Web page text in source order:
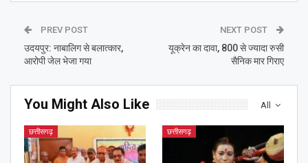
PREV POST
उदयपुर: नाबालिग से बलात्कार,
आरोपी जेल भेजा गया
NEXT POST
यूक्रेन का दावा, 800 से ज्यादा रुसी
सैनिक मार गिराए
All
You Might Also Like
छत्तीसगढ़ छत्तीसगढ़